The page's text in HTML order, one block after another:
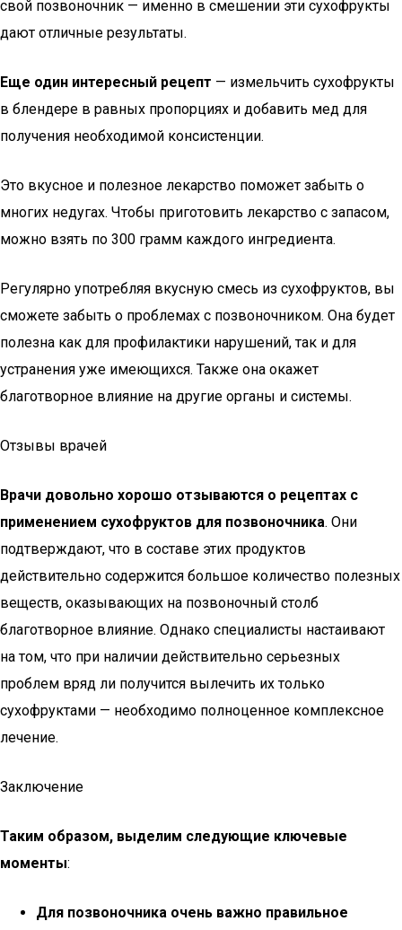
свой позвоночник — именно в смешении эти сухофрукты
дают отличные результаты.
Еще один интересный рецепт — измельчить сухофрукты
в блендере в равных пропорциях и добавить мед для
получения необходимой консистенции.
Это вкусное и полезное лекарство поможет забыть о
многих недугах. Чтобы приготовить лекарство с запасом,
можно взять по 300 грамм каждого ингредиента.
Регулярно употребляя вкусную смесь из сухофруктов, вы
сможете забыть о проблемах с позвоночником. Она будет
полезна как для профилактики нарушений, так и для
устранения уже имеющихся. Также она окажет
благотворное влияние на другие органы и системы.
Отзывы врачей
Врачи довольно хорошо отзываются о рецептах с
применением сухофруктов для позвоночника. Они
подтверждают, что в составе этих продуктов
действительно содержится большое количество полезных
веществ, оказывающих на позвоночный столб
благотворное влияние. Однако специалисты настаивают
на том, что при наличии действительно серьезных
проблем вряд ли получится вылечить их только
сухофруктами — необходимо полноценное комплексное
лечение.
Заключение
Таким образом, выделим следующие ключевые
моменты:
Для позвоночника очень важно правильное